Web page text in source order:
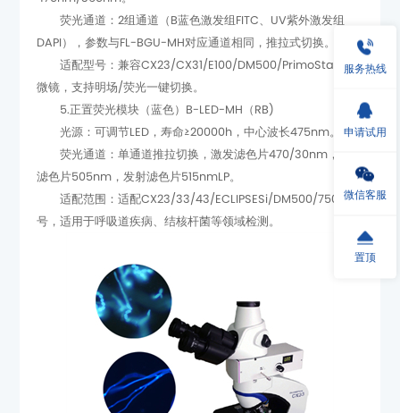
DAPI），参数与FL-BGU-MH对应通道相同，推拉式切换。
微镜，支持明场/荧光一键切换。
5.正置荧光模块（蓝色）B-LED-MH（RB)
光源：可调节LED，寿命≥20000h，中心波长475nm。
滤色片505nm，发射滤色片515nmLP。
号，适用于呼吸道疾病、结核杆菌等领域检测。
服务热线
申请试用
微信客服
置顶